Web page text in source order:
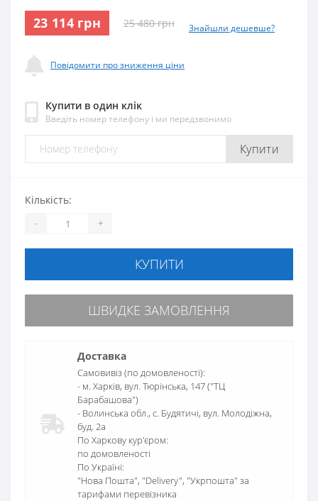
23 114 грн 25 480 грн Знайшли дешевше?
Повідомити про зниження ціни
Купити в один клік
Введіть номер телефону і ми передзвонимо
Купити
Кількість:
- +
КУПИТИ
ШВИДКЕ ЗАМОВЛЕННЯ
Доставка
Самовивіз (по домовленості):
- м. Харків, вул. Тюрінська, 147 ("ТЦ
Барабашова")
- Волинська обл., c. Будятичі, вул. Молодіжна,
буд. 2а
По Харкову кур'єром:
по домовленості
По Україні:
"Нова Пошта", "Delivery", "Укрпошта" за
тарифами перевізника